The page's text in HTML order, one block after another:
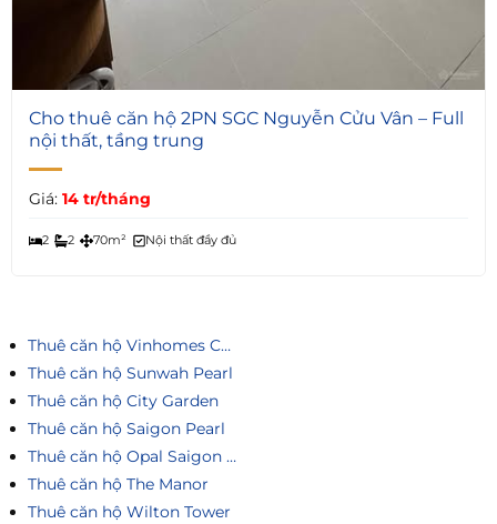
4
Cho thuê căn hộ 2PN SGC Nguyễn Cửu Vân – Full
nội thất, tầng trung
Giá: 14 tr/tháng
2 2 70m² Nội thất đầy đủ
Thuê căn hộ Vinhomes Central Park
Thuê căn hộ Sunwah Pearl
Thuê căn hộ City Garden
Thuê căn hộ Saigon Pearl
Thuê căn hộ Opal Saigon Pearl
Thuê căn hộ The Manor
Thuê căn hộ Wilton Tower